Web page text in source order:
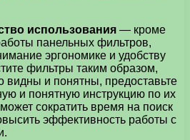
использования — кроме
панельных фильтров,
эргономике и удобству
фильтры таким образом,
и понятны, предоставьте
и понятную инструкцию по их
сократить время на поиск
эффективность работы с